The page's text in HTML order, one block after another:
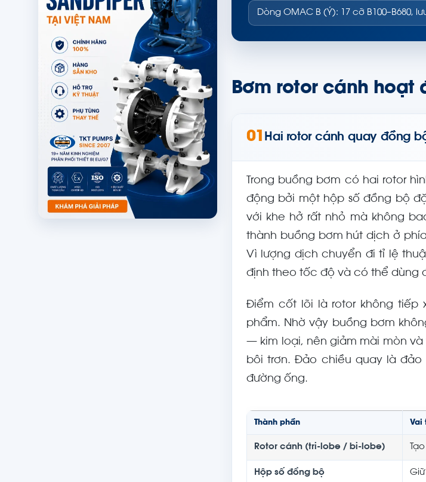
Dòng OMAC B (Ý): 17 cỡ B100–B680,
Bơm rotor cánh hoạt
01 Hai rotor cánh quay đồng
Trong buồng bơm có hai rotor
động bởi một hộp số đồng bộ
với khe hở rất nhỏ mà không
thành buồng bơm hút dịch ở
Vì lượng dịch chuyển đi tỉ lệ
định theo tốc độ và có thể dùng
Điểm cốt lõi là rotor không tiếp
phẩm. Nhờ vậy buồng bơm
— kim loại, nên giảm mài mòn
bôi trơn. Đảo chiều quay là
đường ống.
Thành phần Vai
Rotor cánh (tri-lobe / bi-lobe)
Hộp số đồng bộ